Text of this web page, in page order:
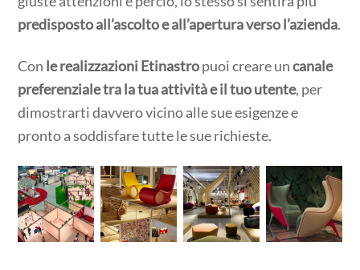
predisposto all’ascolto e all’apertura verso l’azienda.
Con le realizzazioni Etinastropuoi creare uncanale
preferenziale tra la tua attività e il tuo utente, per
dimostrarti davvero vicino alle sue esigenze e
pronto a soddisfare tutte le sue richieste.